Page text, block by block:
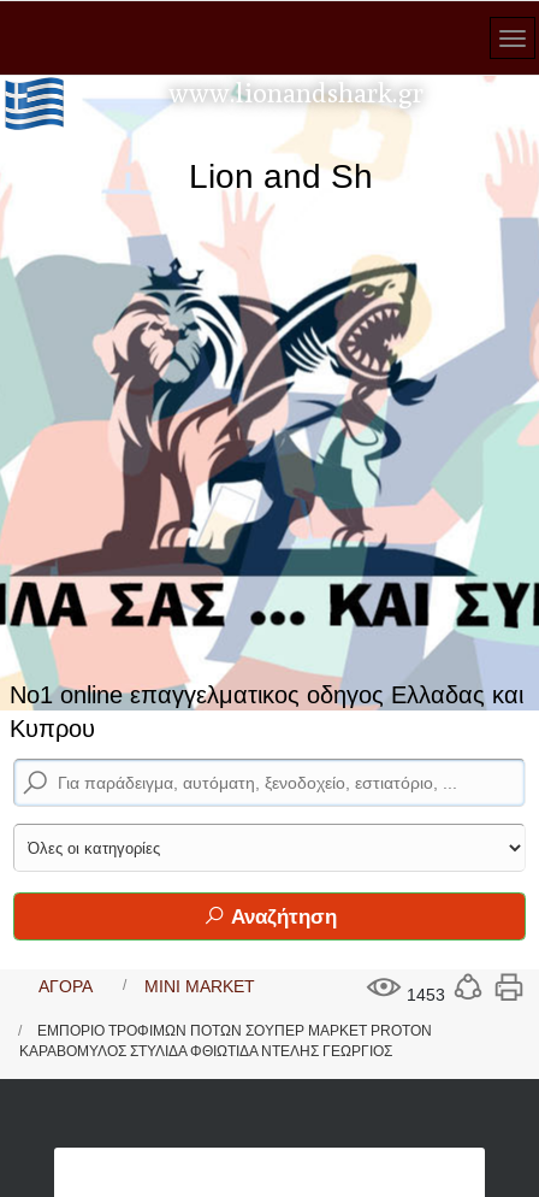
No1 online επαγγελματικος οδηγος Ελλαδας και
Κυπρου
www.lionandshark.gr
Lion and Shark κάθε
Αναζήτηση
1453
ΑΓΟΡΑ MINI MARKET
ΕΜΠΟΡΙΟ ΤΡΟΦΙΜΩΝ ΠΟΤΩΝ ΣΟΥΠΕΡ ΜΑΡΚΕΤ PROTON
ΚΑΡΑΒΟΜΥΛΟΣ ΣΤΥΛΙΔΑ ΦΘΙΩΤΙΔΑ ΝΤΕΛΗΣ ΓΕΩΡΓΙΟΣ